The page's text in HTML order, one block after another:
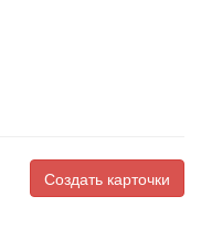
Создать карточки